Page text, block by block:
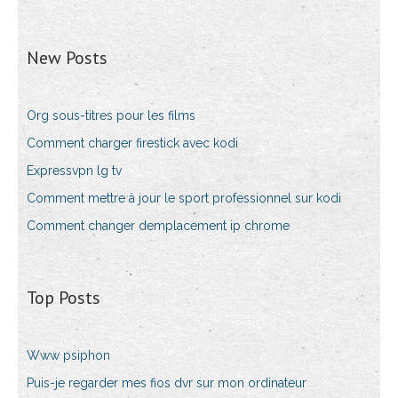
New Posts
Org sous-titres pour les films
Comment charger firestick avec kodi
Expressvpn lg tv
Comment mettre à jour le sport professionnel sur kodi
Comment changer demplacement ip chrome
Top Posts
Www psiphon
Puis-je regarder mes fios dvr sur mon ordinateur